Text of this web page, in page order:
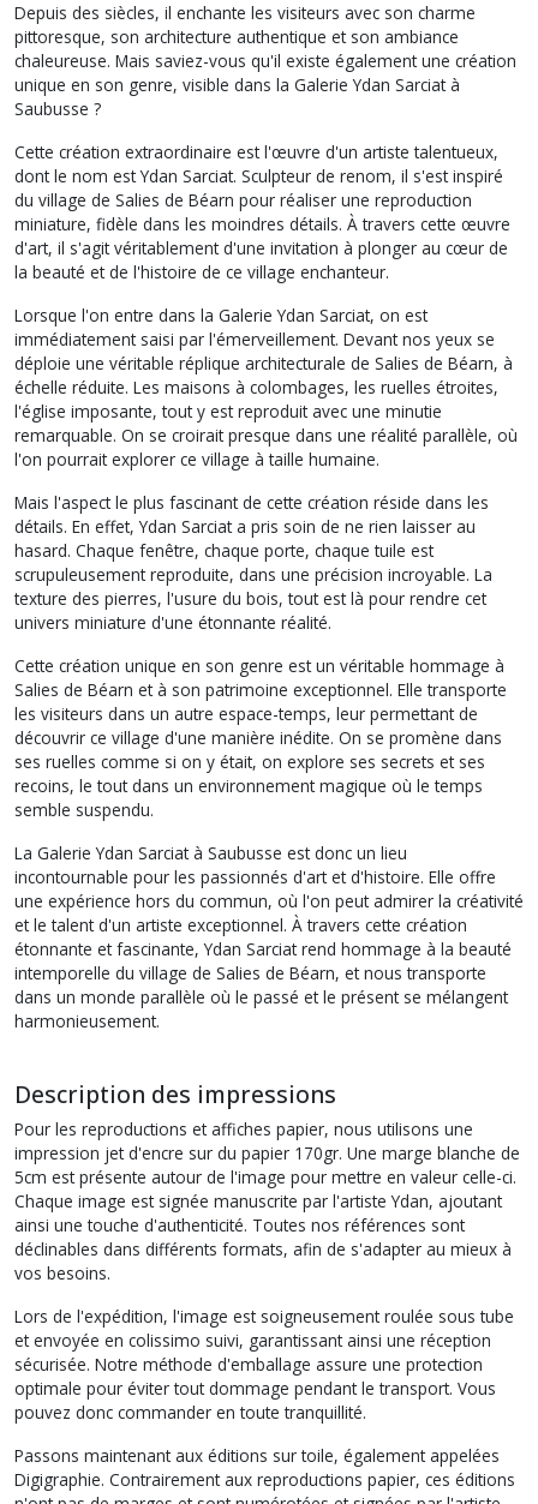
Depuis des siècles, il enchante les visiteurs avec son charme
pittoresque, son architecture authentique et son ambiance
chaleureuse. Mais saviez-vous qu'il existe également une création
unique en son genre, visible dans la Galerie Ydan Sarciat à
Saubusse ?
Cette création extraordinaire est l'œuvre d'un artiste talentueux,
dont le nom est Ydan Sarciat. Sculpteur de renom, il s'est inspiré
du village de Salies de Béarn pour réaliser une reproduction
miniature, fidèle dans les moindres détails. À travers cette œuvre
d'art, il s'agit véritablement d'une invitation à plonger au cœur de
la beauté et de l'histoire de ce village enchanteur.
Lorsque l'on entre dans la Galerie Ydan Sarciat, on est
immédiatement saisi par l'émerveillement. Devant nos yeux se
déploie une véritable réplique architecturale de Salies de Béarn, à
échelle réduite. Les maisons à colombages, les ruelles étroites,
l'église imposante, tout y est reproduit avec une minutie
remarquable. On se croirait presque dans une réalité parallèle, où
l'on pourrait explorer ce village à taille humaine.
Mais l'aspect le plus fascinant de cette création réside dans les
détails. En effet, Ydan Sarciat a pris soin de ne rien laisser au
hasard. Chaque fenêtre, chaque porte, chaque tuile est
scrupuleusement reproduite, dans une précision incroyable. La
texture des pierres, l'usure du bois, tout est là pour rendre cet
univers miniature d'une étonnante réalité.
Cette création unique en son genre est un véritable hommage à
Salies de Béarn et à son patrimoine exceptionnel. Elle transporte
les visiteurs dans un autre espace-temps, leur permettant de
découvrir ce village d'une manière inédite. On se promène dans
ses ruelles comme si on y était, on explore ses secrets et ses
recoins, le tout dans un environnement magique où le temps
semble suspendu.
La Galerie Ydan Sarciat à Saubusse est donc un lieu
incontournable pour les passionnés d'art et d'histoire. Elle offre
une expérience hors du commun, où l'on peut admirer la créativité
et le talent d'un artiste exceptionnel. À travers cette création
étonnante et fascinante, Ydan Sarciat rend hommage à la beauté
intemporelle du village de Salies de Béarn, et nous transporte
dans un monde parallèle où le passé et le présent se mélangent
harmonieusement.
Description des impressions
Pour les reproductions et affiches papier, nous utilisons une
impression jet d'encre sur du papier 170gr. Une marge blanche de
5cm est présente autour de l'image pour mettre en valeur celle-ci.
Chaque image est signée manuscrite par l'artiste Ydan, ajoutant
ainsi une touche d'authenticité. Toutes nos références sont
déclinables dans différents formats, afin de s'adapter au mieux à
vos besoins.
Lors de l'expédition, l'image est soigneusement roulée sous tube
et envoyée en colissimo suivi, garantissant ainsi une réception
sécurisée. Notre méthode d'emballage assure une protection
optimale pour éviter tout dommage pendant le transport. Vous
pouvez donc commander en toute tranquillité.
Passons maintenant aux éditions sur toile, également appelées
Digigraphie. Contrairement aux reproductions papier, ces éditions